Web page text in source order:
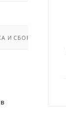
И СБОРКА